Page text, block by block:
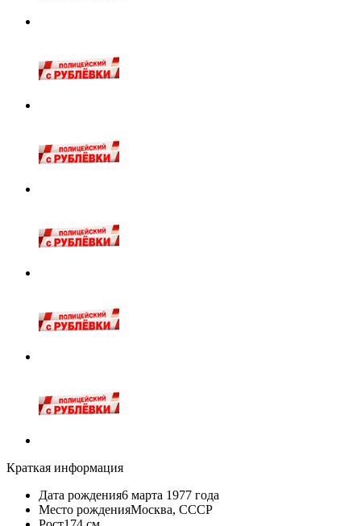
Краткая информация
Дата рождения6 марта 1977 года
Место рожденияМосква, СССР